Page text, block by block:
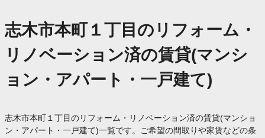
志木市本町１丁目のリフォーム・
リノベーション済の賃貸(マンシ
ョン・アパート・一戸建て)
志木市本町１丁目のリフォーム・リノベーション済の賃貸(マンショ
ン・アパート・一戸建て)一覧です。ご希望の間取りや家賃などの条